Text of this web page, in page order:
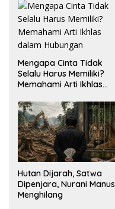
Mengapa Cinta Tidak
Selalu Harus Memiliki?
Memahami Arti Ikhlas
Hutan Dijarah, Satwa
Dipenjara, Nurani
Menghilang